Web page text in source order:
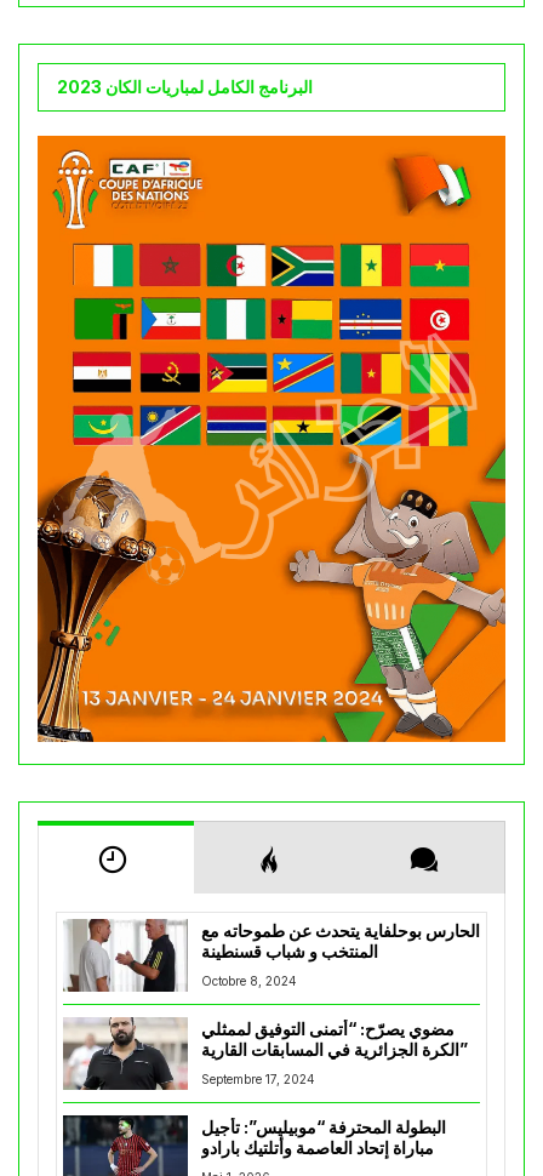
البرنامج الكامل لمباريات الكان 2023
الحارس بوحلفاية يتحدث عن طموحاته مع
المنتخب و شباب قسنطينة
Octobre 8, 2024
مضوي يصرّح: “أتمنى التوفيق لممثلي
الكرة الجزائرية في المسابقات القارية”
Septembre 17, 2024
البطولة المحترفة “موبيليس”: تأجيل
مباراة إتحاد العاصمة وأتلتيك بارادو